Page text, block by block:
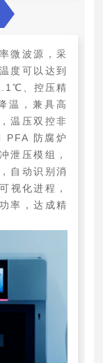
微波源，采
度可以达到
、控压精
温，兼具高
温压双控非
PFA 防腐炉
泄压模组，
自动识别消
视化进程，
率，达成精